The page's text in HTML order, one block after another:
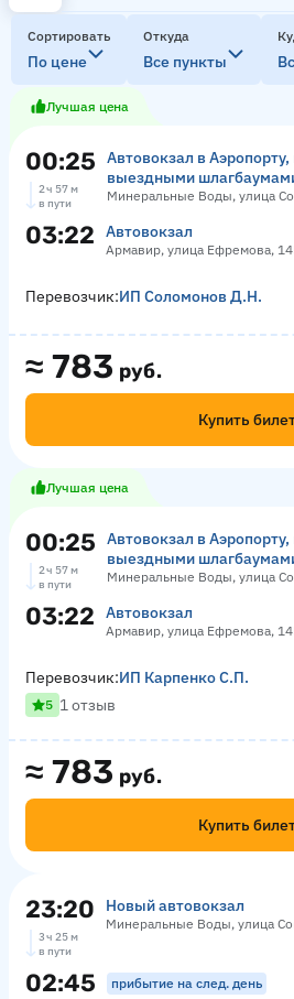
Сортировать
По цене
Откуда
Все пункты
Лучшая цена
00:25
Автовокзал в
выездными
Минеральные Воды, улица
2 ч 57 м
в пути
03:22 Автовокзал
Армавир, улица Ефремова,
≈ 783 руб.
Купить
Перевозчик:ИП Соломонов Д.Н.
Лучшая цена
00:25
Автовокзал в
выездными
Минеральные Воды, улица
2 ч 57 м
в пути
03:22 Автовокзал
Армавир, улица Ефремова,
≈ 783 руб.
Купить
Перевозчик:ИП Карпенко С.П.
5 1 отзыв
23:20 Новый автовокзал
Минеральные Воды, улица
3 ч 25 м
в пути
02:45 прибытие на след. день